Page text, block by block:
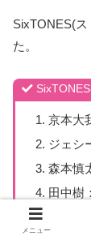
SixTONES(
た。
京本大
ジェシ
森本慎
田中樹
松村
メニュー